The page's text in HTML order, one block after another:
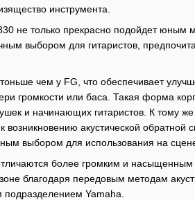
инструмента.
не только прекрасно подойдет юным
выбором для гитаристов,
чем у FG, что обеспечивает
громкости или баса. Такая форма
и начинающих гитаристов. К тому
акустической обратной
выбором для использования на
более громким и насыщенным
благодаря передовым методам
подразделением Yamaha.